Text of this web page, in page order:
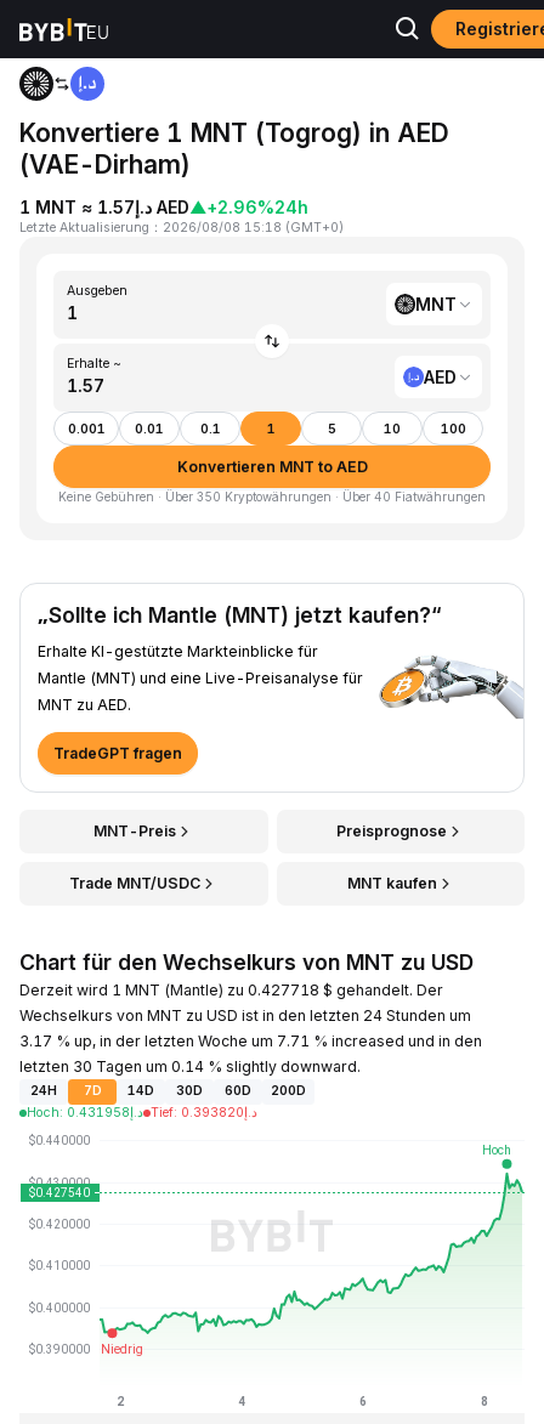
Home MNT to AED
Konvertiere 1 MNT (Togrog) in AED
(VAE-Dirham)
1 MNT ≈ د.إ1.57 AED▲+2.96%24h
Letzte Aktualisierung ： 2026/08/08 15:18 (GMT+0)
Ausgeben
MNT
Erhalte ~
AED
0.001 0.01 0.1 1 5 10 100
Konvertieren MNT to AED
Keine Gebühren · Über 350 Kryptowährungen · Über 40 Fiatwährungen
„Sollte ich Mantle (MNT) jetzt kaufen?“
Erhalte KI-gestützte Markteinblicke für
Mantle (MNT) und eine Live-Preisanalyse für
MNT zu AED.
TradeGPT fragen
MNT-Preis Preisprognose
Trade MNT/USDC MNT kaufen
Chart für den Wechselkurs von MNT zu USD
Derzeit wird 1 MNT (Mantle) zu 0.427718 $ gehandelt. Der
Wechselkurs von MNT zu USD ist in den letzten 24 Stunden um
3.17 % up, in der letzten Woche um 7.71 % increased und in den
letzten 30 Tagen um 0.14 % slightly downward.
24H 7D 14D 30D 60D
200D
Hoch: د.إ0.431958 Tief: د.إ0.393820
Zuletzt aktualisiert: 2026-08-08, 15:18 GMT+0
د.إ0.307978